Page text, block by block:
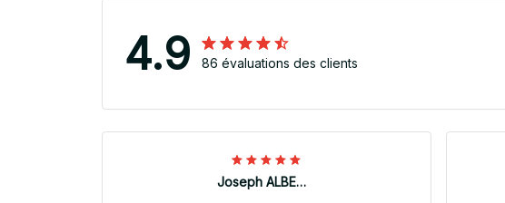
4.9
86 évaluations des clients
Joseph ALBERTINI